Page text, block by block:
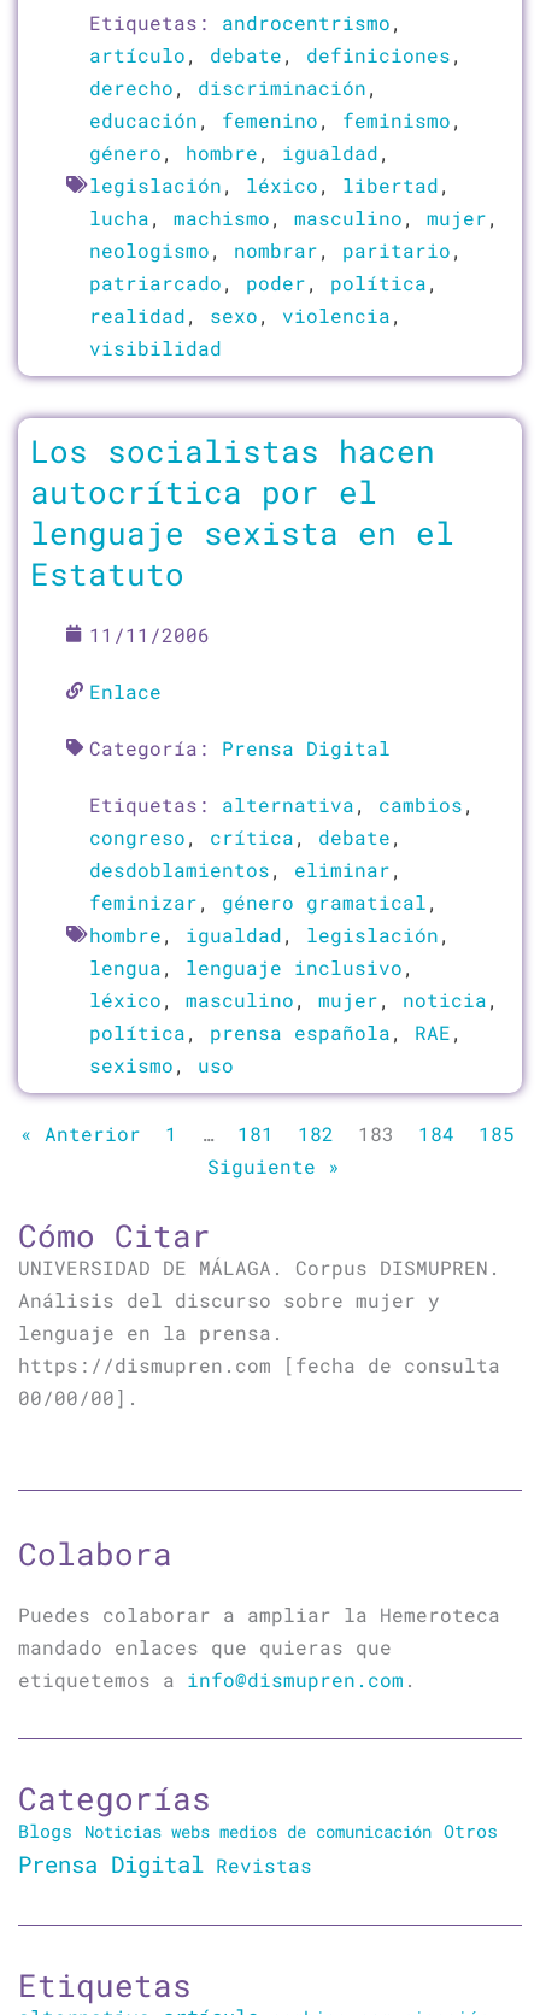
Etiquetas: androcentrismo,
artículo, debate, definiciones,
derecho, discriminación,
educación, femenino, feminismo,
género, hombre, igualdad,
legislación, léxico, libertad,
lucha, machismo, masculino, mujer,
neologismo, nombrar, paritario,
patriarcado, poder, política,
realidad, sexo, violencia,
visibilidad
Los socialistas hacen
autocrítica por el
lenguaje sexista en el
Estatuto
11/11/2006
Enlace
Categoría: Prensa Digital
Etiquetas: alternativa, cambios,
congreso, crítica, debate,
desdoblamientos, eliminar,
feminizar, género gramatical,
hombre, igualdad, legislación,
lengua, lenguaje inclusivo,
léxico, masculino, mujer, noticia,
política, prensa española, RAE,
sexismo, uso
« Anterior 1 … 181 182 183 184
185
Siguiente »
Cómo Citar
UNIVERSIDAD DE MÁLAGA. Corpus DISMUPREN.
Análisis del discurso sobre mujer y
lenguaje en la prensa.
https://dismupren.com [fecha de consulta
00/00/00].
Colabora
Puedes colaborar a ampliar la Hemeroteca
mandado enlaces que quieras que
etiquetemos a info@dismupren.com .
Categorías
Blogs Noticias webs medios de comunicación Otros
Prensa Digital Revistas
Etiquetas